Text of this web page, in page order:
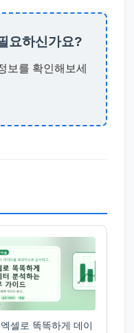
요하신가요?
보를 확인해보세
엑셀로 똑똑하게 데이